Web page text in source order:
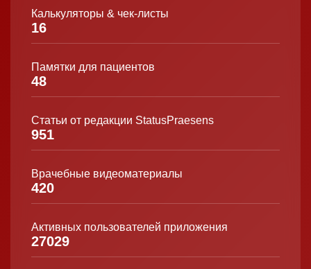
Калькуляторы & чек-листы
16
Памятки для пациентов
48
Статьи от редакции StatusPraesens
951
Врачебные видеоматериалы
420
Активных пользователей приложения
27029